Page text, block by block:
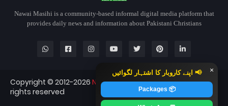
× 📢 اپنے کاروبار کا اشتہار لگوائیں
📦 Packages
Nawai Masihi is a community-based informal digital media platform that
provides daily news and information about Pakistani Christians
Copyright © 2012-2026 Nawai MasihiNawai Masihi — All
rights reserved
Blogger Templates CopyBloggerThemes.com